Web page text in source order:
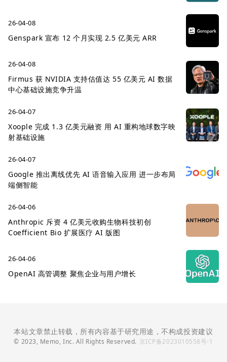
26-04-08
Genspark 宣布 12 个月实现 2.5 亿美元 ARR
26-04-08
Firmus 获 NVIDIA 支持估值达 55 亿美元 AI 数据
中心基础设施竞争升温
26-04-07
Xoople 完成 1.3 亿美元融资 用 AI 重构地球数字映
射基础设施
26-04-07
Google 推出离线优先 AI 语音输入应用 进一步布局
端侧智能
26-04-06
Anthropic 斥资 4 亿美元收购生物科技初创
Coefficient Bio 扩展医疗 AI 版图
26-04-06
OpenAI 高管调整 聚焦企业与用户增长
本站文章禁止转载，所有内容基于研究用途，不构成投资建议
© 2023, Memo, Inc. All Rights Reserved. 京ICP备2023010558号-1